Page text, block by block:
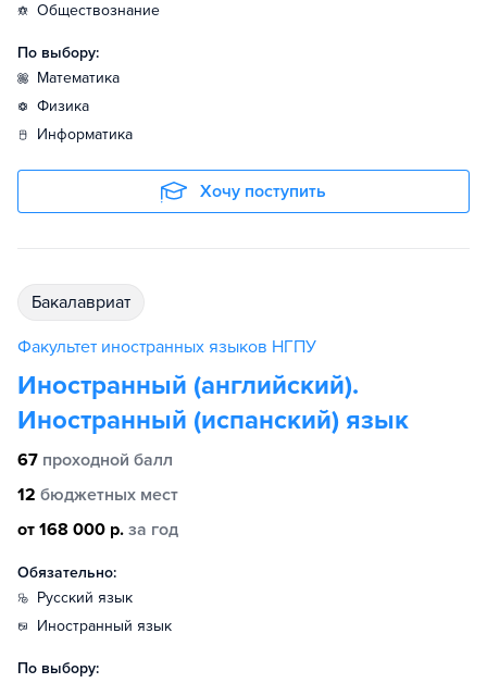
обществознание
По выбору:
математика
физика
информатика
Хочу поступить
бакалавриат
Факультет иностранных языков НГПУ
Иностранный (английский).
Иностранный (испанский) язык
67 проходной балл
12 бюджетных мест
от 168 000 р. за год
Обязательно:
русский язык
иностранный язык
По выбору: